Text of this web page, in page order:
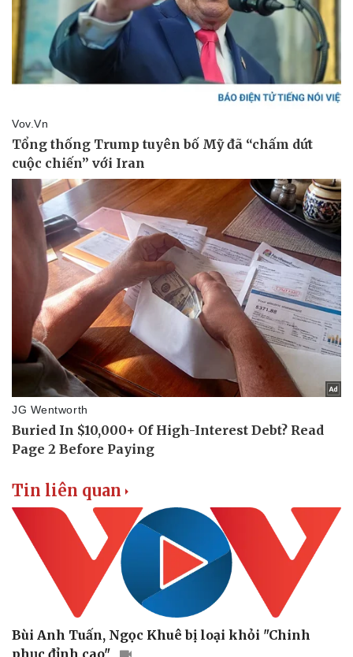
Thể thao
Bóng đá
Lịch thi đấu bóng đá
eSports
Hậu trường
Ô tô - Xe máy
Ô tô
Xe máy
Tư vấn
Tin liên quan
Bùi Anh Tuấn, Ngọc Khuê bị loại khỏi "Chinh